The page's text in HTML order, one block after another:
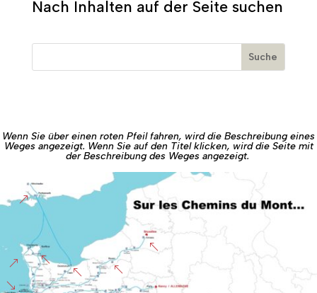
Nach Inhalten auf der Seite suchen
Wenn Sie über einen roten Pfeil fahren, wird die Beschreibung eines
Weges angezeigt. Wenn Sie auf den Titel klicken, wird die Seite mit
der Beschreibung des Weges angezeigt.
&
&
%
%
%
%
'